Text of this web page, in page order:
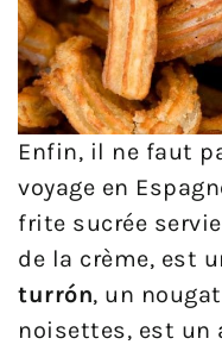
Enfin, il ne faut
voyage en
frite sucrée
de la crème, est
turrón, un
noisettes, est un